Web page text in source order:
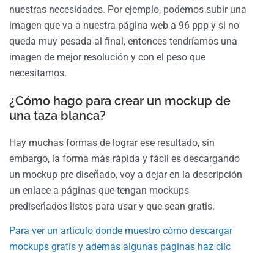
nuestras necesidades. Por ejemplo, podemos subir una
imagen que va a nuestra página web a 96 ppp y si no
queda muy pesada al final, entonces tendríamos una
imagen de mejor resolución y con el peso que
necesitamos.
¿Cómo hago para crear un mockup de
una taza blanca?
Hay muchas formas de lograr ese resultado, sin
embargo, la forma más rápida y fácil es descargando
un mockup pre diseñado, voy a dejar en la descripción
un enlace a páginas que tengan mockups
prediseñados listos para usar y que sean gratis.
Para ver un artículo donde muestro cómo descargar
mockups gratis y además algunas páginas haz clic